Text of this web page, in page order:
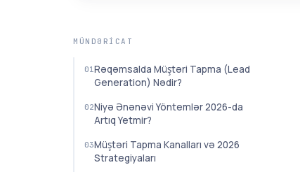
MÜNDƏRICAT
Rəqəmsalda Müştəri Tapma (Lead
Generation) Nədir?
Niyə Ənənəvi Yöntemlər 2026-da
Artıq Yetmir?
Müştəri Tapma Kanalları və 2026
Strategiyaları